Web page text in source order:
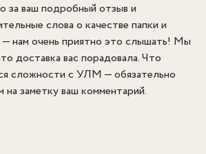
за ваш подробный отзыв и
слова о качестве папки и
— нам очень приятно это слышать! Мы
доставка вас порадовала. Что
сложности с УЛМ — обязательно
на заметку ваш комментарий.